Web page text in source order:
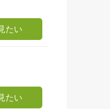
たい
たい